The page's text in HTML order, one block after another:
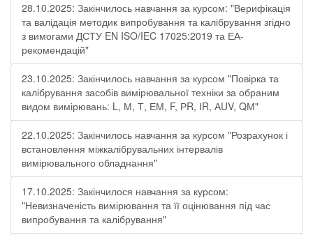
28.10.2025: Закінчилось навчання за курсом: "Верифікація
та валідація методик випробування та калібрування згідно
з вимогами ДСТУ EN ISO/IEC 17025:2019 та ЕА-
рекомендацій"
23.10.2025: Закінчилось навчання за курсом "Повірка та
калібрування засобів вимірювальної техніки за обраним
видом вимірювань: L, М, Т, ЕМ, F, РR, ІR, АUV, QМ"
22.10.2025: Закінчилось навчання за курсом "Розрахунок і
встановлення міжкалібрувальних інтервалів
вимірювального обладнання"
17.10.2025: Закінчилося навчання за курсом:
"Невизначеність вимірювання та її оцінювання під час
випробування та калібрування"